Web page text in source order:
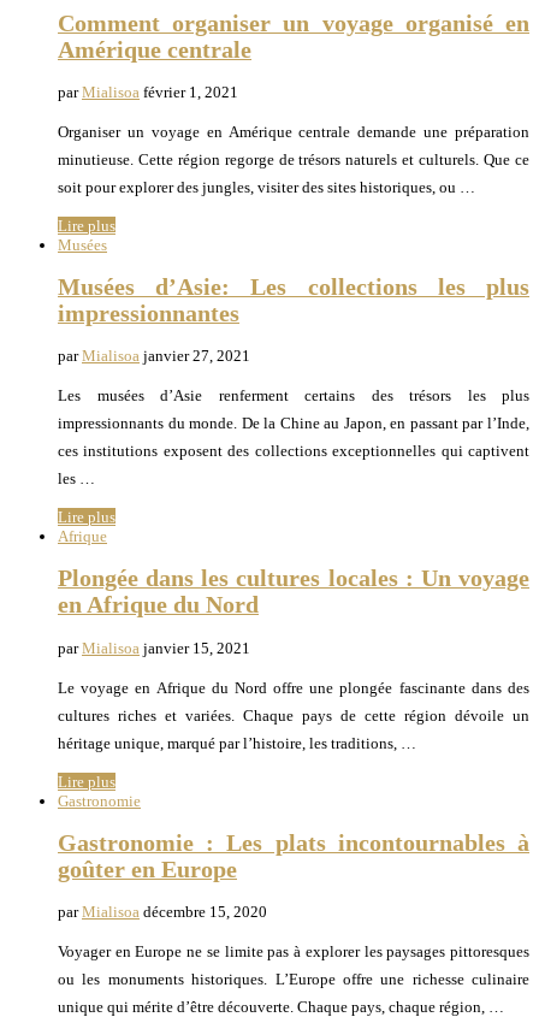
Comment organiser un voyage organisé en
Amérique centrale
parMialisoa février 1, 2021
Organiser un voyage en Amérique centrale demande une préparation
minutieuse. Cette région regorge de trésors naturels et culturels. Que ce
soit pour explorer des jungles, visiter des sites historiques, ou …
Lire plus
Musées
Musées d’Asie: Les collections les plus
impressionnantes
parMialisoa janvier 27, 2021
Les musées d’Asie renferment certains des trésors les plus
impressionnants du monde. De la Chine au Japon, en passant par l’Inde,
ces institutions exposent des collections exceptionnelles qui captivent
les …
Lire plus
Afrique
Plongée dans les cultures locales : Un voyage
en Afrique du Nord
parMialisoa janvier 15, 2021
Le voyage en Afrique du Nord offre une plongée fascinante dans des
cultures riches et variées. Chaque pays de cette région dévoile un
héritage unique, marqué par l’histoire, les traditions, …
Lire plus
Gastronomie
Gastronomie : Les plats incontournables à
goûter en Europe
parMialisoa décembre 15, 2020
Voyager en Europe ne se limite pas à explorer les paysages pittoresques
ou les monuments historiques. L’Europe offre une richesse culinaire
unique qui mérite d’être découverte. Chaque pays, chaque région, …